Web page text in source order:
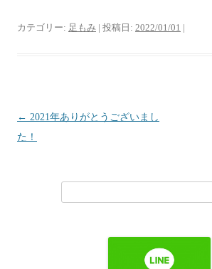
カテゴリー: 足もみ | 投稿日: 2022/01/01 |
投
稿
← 2021年ありがとうございまし
た！